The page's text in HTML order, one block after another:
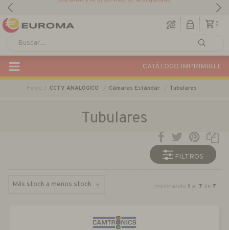
BIG DATA y AI al Servicio de la Seguridad
0
CATÁLOGO IMPRIMIBLE
Home CCTV ANALOGICO Cámaras Estándar Tubulares
Tubulares
FILTROS
mostrando 1 al 7 de 7